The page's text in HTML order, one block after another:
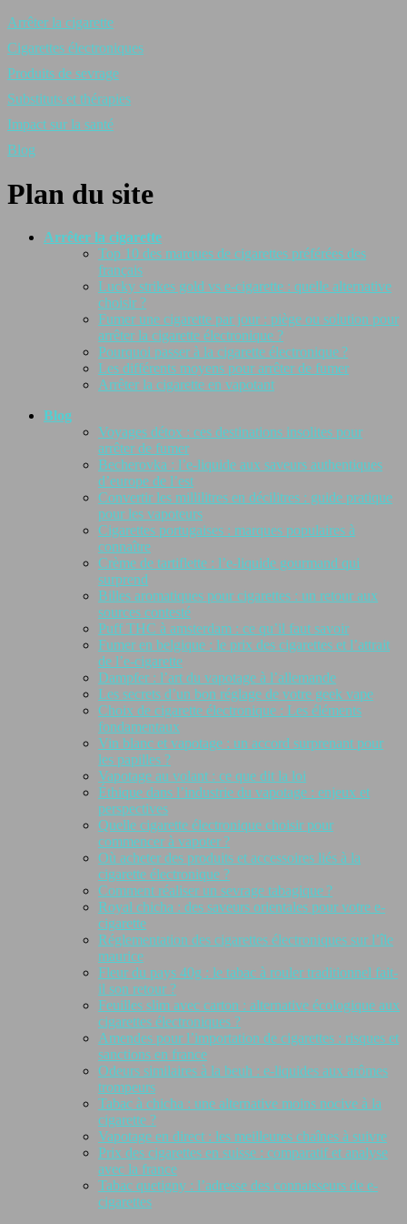
Arrêter la cigarette
Cigarettes électroniques
Produits de sevrage
Substituts et thérapies
Impact sur la santé
Blog
Plan du site
Arrêter la cigarette
Top 10 des marques de cigarettes préférées des
français
Lucky strikes gold vs e-cigarette : quelle alternative
choisir ?
Fumer une cigarette par jour : piège ou solution pour
arrêter la cigarette électronique ?
Pourquoi passer à la cigarette électronique ?
Les différents moyens pour arrêter de fumer
Arrêter la cigarette en vapotant
Blog
Voyages détox : ces destinations insolites pour
arrêter de fumer
Becherovka : l’e-liquide aux saveurs authentiques
d’europe de l’est
Convertir les millilitres en décilitres : guide pratique
pour les vapoteurs
Cigarettes portugaises : marques populaires à
connaître
Crème de tartiflette : l’e-liquide gourmand qui
surprend
Billes aromatiques pour cigarettes : un retour aux
sources contesté
Puff THC à amsterdam : ce qu’il faut savoir
Fumer en belgique : le prix des cigarettes et l’attrait
de l’e-cigarette
Dampfer : l’art du vapotage à l’allemande
Les secrets d’un bon réglage de votre geek vape
Choix de cigarette électronique : Les éléments
fondamentaux
Vin blanc et vapotage : un accord surprenant pour
les papilles ?
Vapotage au volant : ce que dit la loi
Éthique dans l’industrie du vapotage : enjeux et
perspectives
Quelle cigarette électronique choisir pour
commencer à vapoter ?
Où acheter des produits et accessoires liés à la
cigarette électronique ?
Comment réaliser un sevrage tabagique ?
Royal chicha : des saveurs orientales pour votre e-
cigarette
Réglementation des cigarettes électroniques sur l’île
maurice
Fleur du pays 40g : le tabac à rouler traditionnel fait-
il son retour ?
Feuilles slim avec carton : alternative écologique aux
cigarettes électroniques ?
Amendes pour l’importation de cigarettes : risques et
sanctions en france
Odeurs similaires à la beuh : e-liquides aux arômes
trompeurs
Tabac à chicha : une alternative moins nocive à la
cigarette ?
Vapotage en direct : les meilleures chaînes à suivre
Prix des cigarettes en suisse : comparatif et analyse
avec la france
Tabac quetigny : l’adresse des connaisseurs de e-
cigarettes